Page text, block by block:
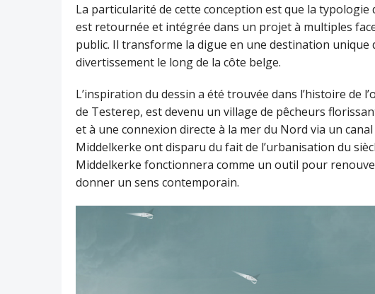
La particularité de cette conception est que la typologie
est retournée et intégrée dans un projet à multiples
public. Il transforme la digue en une destination unique
divertissement le long de la côte belge.
L’inspiration du dessin a été trouvée dans l’histoire de
de Testerep, est devenu un village de pêcheurs
et à une connexion directe à la mer du Nord via un
Middelkerke ont disparu du fait de l’urbanisation du
Middelkerke fonctionnera comme un outil pour
donner un sens contemporain.